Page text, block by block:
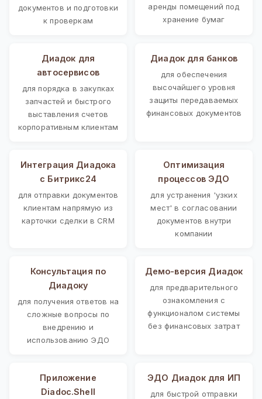
документов и подготовки
к проверкам
аренды помещений под
хранение бумаг
Диадок для
автосервисов
для порядка в закупках
запчастей и быстрого
выставления счетов
корпоративным клиентам
Диадок для банков
для обеспечения
высочайшего уровня
защиты передаваемых
финансовых документов
Интеграция Диадока
с Битрикс24
для отправки документов
клиентам напрямую из
карточки сделки в CRM
Оптимизация
процессов ЭДО
для устранения 'узких
мест' в согласовании
документов внутри
компании
Консультация по
Диадоку
для получения ответов на
сложные вопросы по
внедрению и
использованию ЭДО
Демо-версия Диадок
для предварительного
ознакомления с
функционалом системы
без финансовых затрат
Приложение
Diadoc.Shell
ЭДО Диадок для ИП
для быстрой отправки